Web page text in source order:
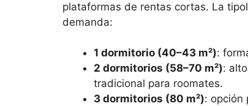
plataformas de rentas cortas. La
demanda:
1 dormitorio (40–43 m²):
2 dormitorios (58–70 m²):
tradicional para roomates.
3 dormitorios (80 m²): opción